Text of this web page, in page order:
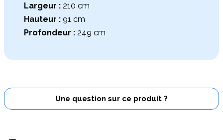
Largeur : 210 cm
Hauteur : 91 cm
Profondeur : 249 cm
Une question sur ce produit ?